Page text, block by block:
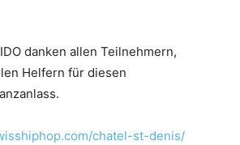
danken allen Teilnehmern,
Helfern für diesen
chatel-st-denis/